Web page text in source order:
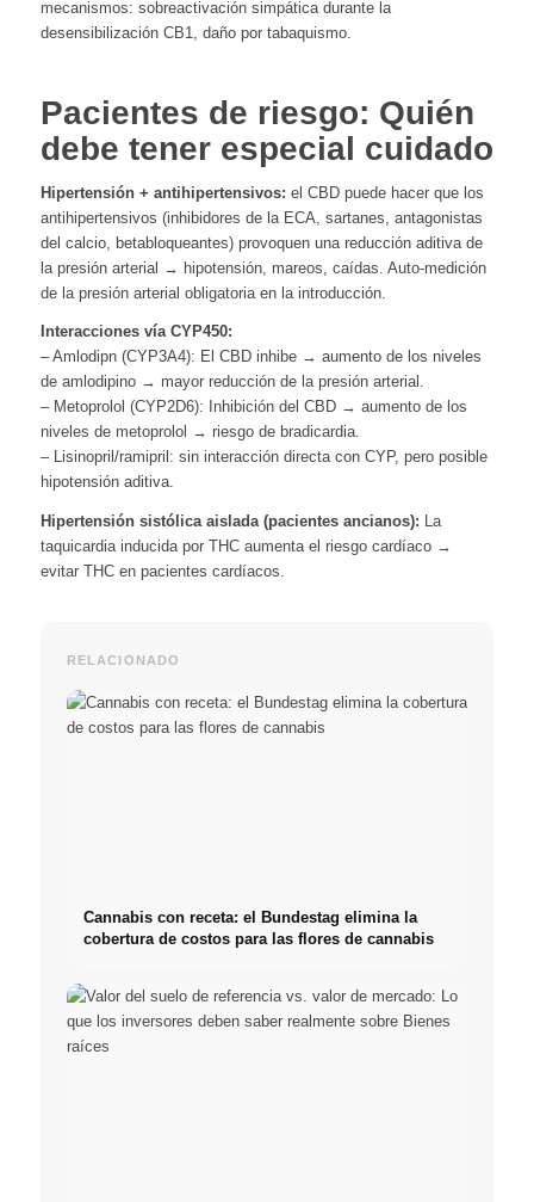
mecanismos: sobreactivación simpática durante la
desensibilización CB1, daño por tabaquismo.
Pacientes de riesgo: Quién
debe tener especial cuidado
Hipertensión + antihipertensivos: el CBD puede hacer que los
antihipertensivos (inhibidores de la ECA, sartanes, antagonistas
del calcio, betabloqueantes) provoquen una reducción aditiva de
la presión arterial → hipotensión, mareos, caídas. Auto-medición
de la presión arterial obligatoria en la introducción.
Interacciones vía CYP450:
– Amlodipn (CYP3A4): El CBD inhibe → aumento de los niveles
de amlodipino → mayor reducción de la presión arterial.
– Metoprolol (CYP2D6): Inhibición del CBD → aumento de los
niveles de metoprolol → riesgo de bradicardia.
– Lisinopril/ramipril: sin interacción directa con CYP, pero posible
hipotensión aditiva.
Hipertensión sistólica aislada (pacientes ancianos): La
taquicardia inducida por THC aumenta el riesgo cardíaco →
evitar THC en pacientes cardíacos.
RELACIONADO
Cannabis con receta: el Bundestag elimina la
cobertura de costos para las flores de cannabis